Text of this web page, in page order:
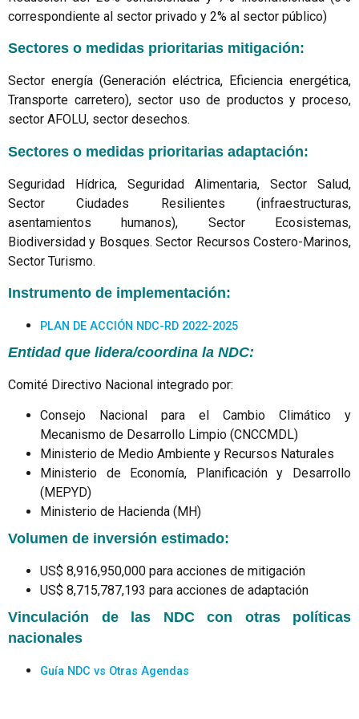
correspondiente al sector privado y 2% al sector público)
Sectores o medidas prioritarias mitigación:
Sector energía (Generación eléctrica, Eficiencia energética,
Transporte carretero), sector uso de productos y proceso,
sector AFOLU, sector desechos.
Sectores o medidas prioritarias adaptación:
Seguridad Hídrica, Seguridad Alimentaria, Sector Salud,
Sector Ciudades Resilientes (infraestructuras,
asentamientos humanos), Sector Ecosistemas,
Biodiversidad y Bosques. Sector Recursos Costero-Marinos,
Sector Turismo.
Instrumento de implementación:
PLAN DE ACCIÓN NDC-RD 2022-2025
Entidad que lidera/coordina la NDC:
Comité Directivo Nacional integrado por:
Consejo Nacional para el Cambio Climático y
Mecanismo de Desarrollo Limpio (CNCCMDL)
Ministerio de Medio Ambiente y Recursos Naturales
Ministerio de Economía, Planificación y Desarrollo
(MEPYD)
Ministerio de Hacienda (MH)
Volumen de inversión estimado:
US$ 8,916,950,000 para acciones de mitigación
US$ 8,715,787,193 para acciones de adaptación
Vinculación de las NDC con otras políticas
nacionales
Guía NDC vs Otras Agendas